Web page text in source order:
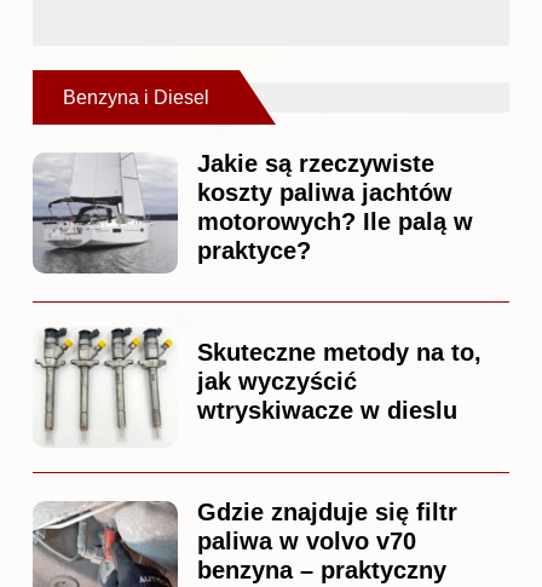
Benzyna i Diesel
Jakie są rzeczywiste
koszty paliwa jachtów
motorowych? Ile palą w
praktyce?
Skuteczne metody na to,
jak wyczyścić
wtryskiwacze w dieslu
Gdzie znajduje się filtr
paliwa w volvo v70
benzyna – praktyczny